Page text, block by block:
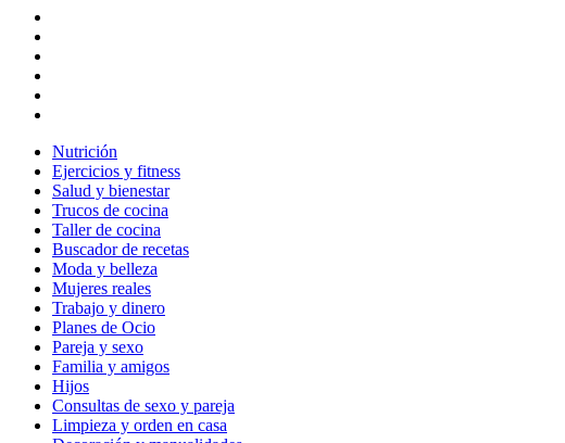
Nutrición
Ejercicios y fitness
Salud y bienestar
Trucos de cocina
Taller de cocina
Buscador de recetas
Moda y belleza
Mujeres reales
Trabajo y dinero
Planes de Ocio
Pareja y sexo
Familia y amigos
Hijos
Consultas de sexo y pareja
Limpieza y orden en casa